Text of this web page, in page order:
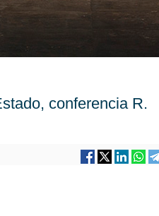
conferencia R.